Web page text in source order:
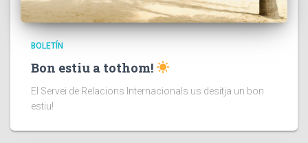
BOLETÍN
Bon estiu a tothom!
El Servei de Relacions Internacionals us desitja un bon
estiu!